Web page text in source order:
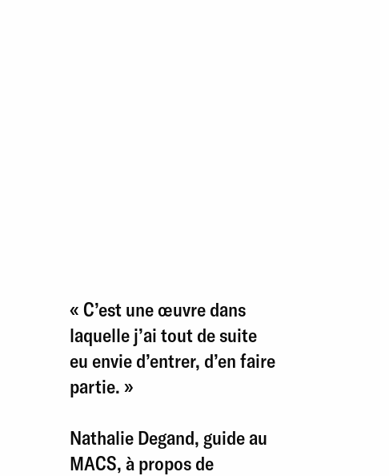
« C’est une œuvre dans
laquelle j’ai tout de suite
eu envie d’entrer, d’en faire
partie. »
Nathalie Degand, guide au
MACS, à propos de